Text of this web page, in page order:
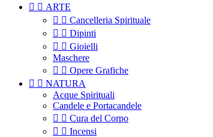
  ARTE
  Cancelleria Spirituale
  Dipinti
  Gioielli
Maschere
  Opere Grafiche
  NATURA
Acque Spirituali
Candele e Portacandele
  Cura del Corpo
  Incensi